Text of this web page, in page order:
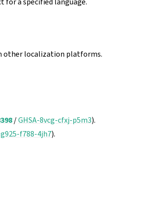
other localization platforms.
/GHSA-8vcg-cfxj-p5m3).
g925-f788-4jh7).